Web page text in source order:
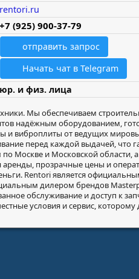
rentori.ru
+7 (925) 900-37-79
отправить запрос
Начать чат в Telegram
юр. и физ. лица
Мы обеспечиваем
надёжным оборудованием,
и виброплиты от ведущих
перед каждой выдачей, что
Москве и Московской области,
аренды, прозрачные цены и
Rentori является
дилером брендов
обслуживание и доступ к
условия и сервис, которому